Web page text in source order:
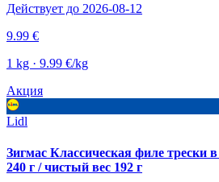
Действует до 2026-08-12
9.99 €
1 kg · 9.99 €/kg
Акция
Lidl
Зигмас Классическая филе трески
240 г / чистый вес 192 г